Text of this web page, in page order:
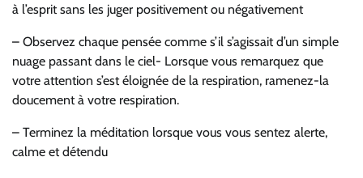
à l’esprit sans les juger positivement ou négativement
– Observez chaque pensée comme s’il s’agissait d’un simple
nuage passant dans le ciel- Lorsque vous remarquez que
votre attention s’est éloignée de la respiration, ramenez-la
doucement à votre respiration.
– Terminez la méditation lorsque vous vous sentez alerte,
calme et détendu